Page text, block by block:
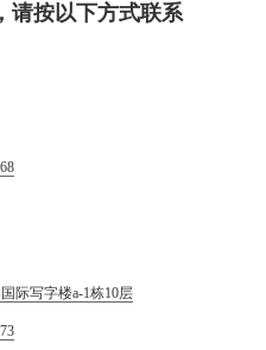
请按以下方式联系
际写字楼a-1栋10层